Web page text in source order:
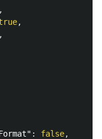
,
,
,
: false,